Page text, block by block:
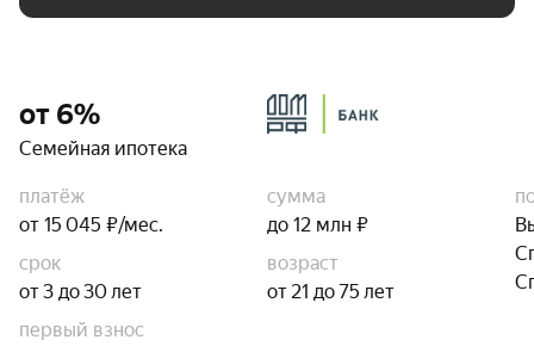
от 6%
Семейная ипотека
платёж
от 15 045 ₽/мес.
сумма
до 12 млн ₽
срок
от 3 до 30 лет
возраст
от 21 до 75 лет
первый взнос